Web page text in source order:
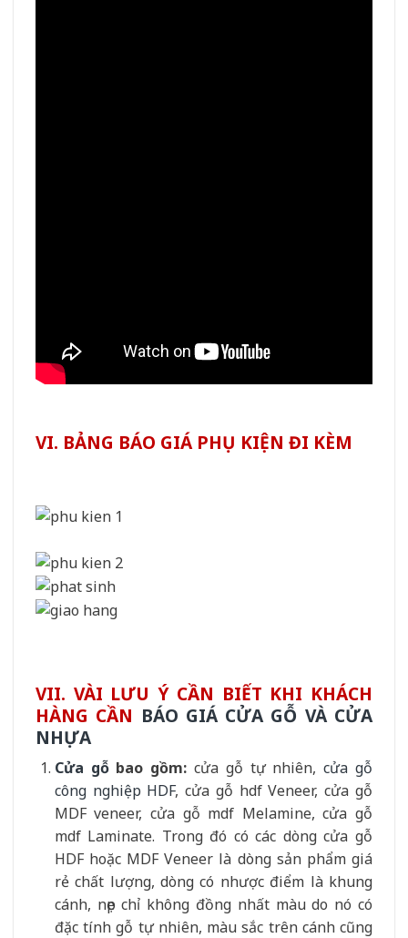
VI. BẢNG BÁO GIÁ PHỤ KIỆN ĐI KÈM
VII. VÀI LƯU Ý CẦN BIẾT KHI KHÁCH
HÀNG CẦN BÁO GIÁ CỬA GỖ VÀ CỬA
NHỰA
Cửa gỗbao gồm: cửa gỗ tự nhiên,cửa gỗ
công nghiệp HDF, cửa gỗ hdf Veneer, cửa gỗ
MDF veneer, cửa gỗ mdf Melamine, cửa gỗ
mdf Laminate. Trong đó có các dòng cửa gỗ
HDF hoặc MDF Veneer là dòng sản phẩm giá
rẻ chất lượng, dòng có nhược điểm là khung
cánh, nẹp chỉ không đồng nhất màu do nó có
đặc tính gỗ tự nhiên, màu sắc trên cánh cũng